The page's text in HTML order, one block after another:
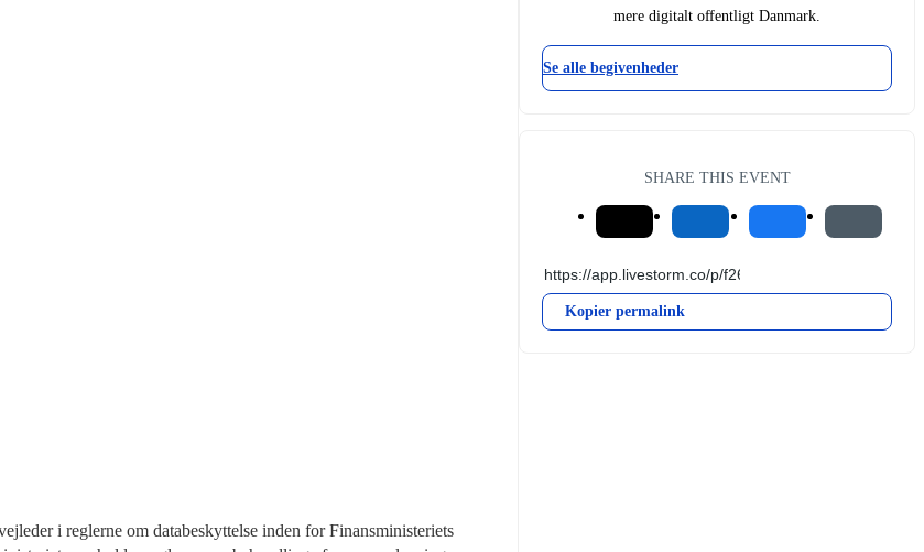
i reglerne om databeskyttelse inden for Finansministeriets
mere digitalt offentligt Danmark.
Se alle begivenheder
SHARE THIS EVENT
Kopier permalink